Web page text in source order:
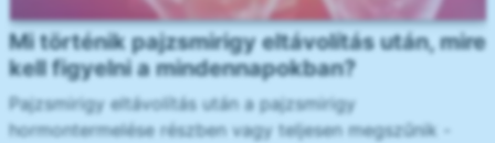
Mi történik pajzsmirigy eltávolítás után, mire
kell figyelni a mindennapokban?
Pajzsmirigy eltávolítás után a pajzsmirigy
hormontermelése részben vagy teljesen megszűnik -